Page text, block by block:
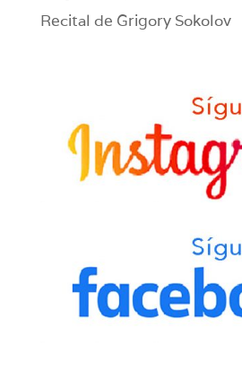
Recital de Grigory Sokolov